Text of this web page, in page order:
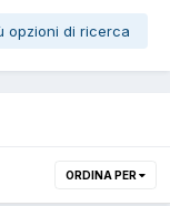
opzioni di ricerca
ORDINA PER